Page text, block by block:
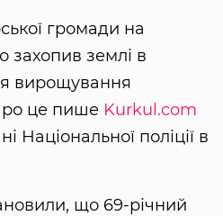
громади на
захопив землі в
вирощування
це пише Kurkul.com
Національної поліції в
що 69-річний